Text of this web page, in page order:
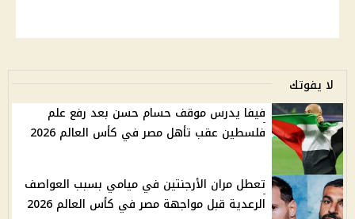
لا يفوتك
فيفا يدرس موقف حسام حسن بعد رفع علم
فلسطين عقب تأهل مصر في كأس العالم 2026
تعطل مران الأرجنتين في ميامي بسبب العواصف
الرعدية قبل مواجهة مصر في كأس العالم 2026